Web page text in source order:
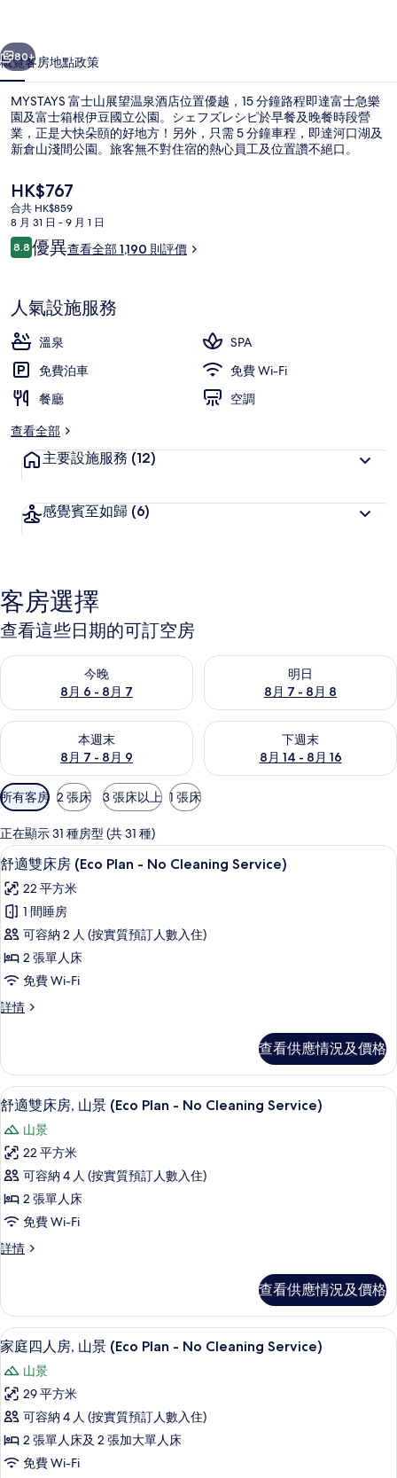
泉
酒
店
相
集
個 下一個
80+
概覽客房地點政策
MYSTAYS 富士山展望温泉酒店位置優越，15 分鐘路程即達富士急樂
園及富士箱根伊豆國立公園。シェフズレシピ於早餐及晚餐時段營
業，正是大快朵頤的好地方！另外，只需 5 分鐘車程，即達河口湖及
新倉山淺間公園。旅客無不對住宿的熱心員工及位置讚不絕口。
現
價
HK$767
HK$767
合共 HK$859
8 月 31 日 - 9 月 1 日
評
價
8.88.8 分，滿分 10 分，
優異查看全部 1,190 則評價
人氣設施服務
溫泉
SPA
免費泊車
免費 Wi-Fi
餐廳
空調
查看全部
主要設施服務 (12)
感覺賓至如歸 (6)
客房選擇
查看這些日期的可訂空房
今晚
8月 6 - 8月 7
查看今晚 8月 6 - 8月 7的可訂空房
明日
8月 7 - 8月 8
查看明日 8月 7 - 8月 8的可訂
本週末
8月 7 - 8月 9
查看本週末 8月 7 - 8月 9的可訂空房
下週末
8月 14 - 8月 16
查看下週末 8月 14 - 8月 16的
可
用
嘅
客
房
篩
選
條
所有客房 2 張床 3 張床以上 1 張床
正在顯示 31 種房型 (共 31 種)
載
入
所
有
舒
適
床
(Eco
Plan
-
No
Cleaning
Service)
的
相
片
5
舒適雙床房 (Eco Plan - No Cleaning Service)
22 平方米
1 間睡房
可容納 2 人 (按實質預訂人數入住)
2 張單人床
免費 Wi-Fi
詳情
舒
房
(Eco
Plan
No
Cleaning
Service)
詳
情
查看供應情況及價格
載
入
所
有
舒
適
床
山
景
(Eco
Plan
-
No
Cleaning
Service)
的
8
舒適雙床房, 山景 (Eco Plan - No Cleaning Service)
山景
22 平方米
可容納 4 人 (按實質預訂人數入住)
2 張單人床
免費 Wi-Fi
詳情
舒
房,
山
景
(Eco
Plan
No
Cleaning
Service)
詳
情
查看供應情況及價格
載
入
所
有
家
庭
5
家庭四人房, 山景 (Eco Plan - No Cleaning Service)
山景
29 平方米
可容納 4 人 (按實質預訂人數入住)
2 張單人床及 2 張加大單人床
免費 Wi-Fi